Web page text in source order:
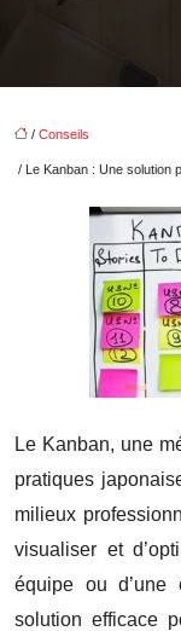
/ Conseils
/ Le Kanban : Une solution
Le Kanban, une
pratiques
milieux
visualiser et
équipe ou d’une
solution efficace